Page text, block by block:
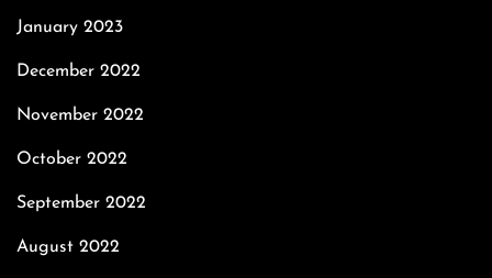
January 2023
December 2022
November 2022
October 2022
September 2022
August 2022